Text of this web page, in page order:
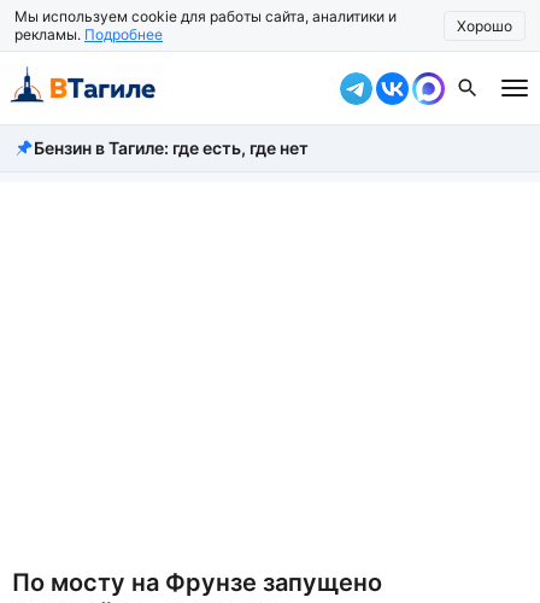
Мы используем cookie для работы сайта, аналитики и
рекламы. Подробнее Хорошо
Все новости
Бензин в Тагиле: где есть, где нет
По мосту на Фрунзе запущено